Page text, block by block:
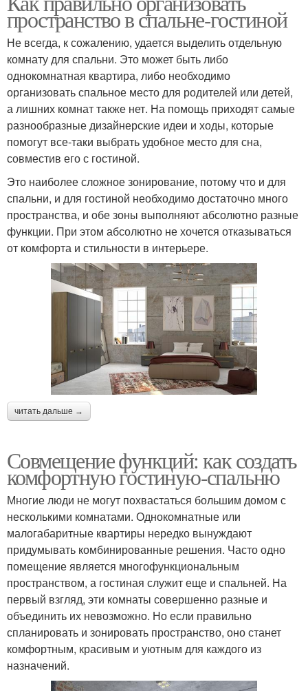
пространство в спальне-гостиной
Не всегда, к сожалению, удается выделить отдельную
комнату для спальни. Это может быть либо
однокомнатная квартира, либо необходимо
организовать спальное место для родителей или детей,
а лишних комнат также нет. На помощь приходят самые
разнообразные дизайнерские идеи и ходы, которые
помогут все-таки выбрать удобное место для сна,
совместив его с гостиной.
Это наиболее сложное зонирование, потому что и для
спальни, и для гостиной необходимо достаточно много
пространства, и обе зоны выполняют абсолютно разные
функции. При этом абсолютно не хочется отказываться
от комфорта и стильности в интерьере.
читать дальше →
Совмещение функций: как создать
комфортную гостиную-спальню
Многие люди не могут похвастаться большим домом с
несколькими комнатами. Однокомнатные или
малогабаритные квартиры нередко вынуждают
придумывать комбинированные решения. Часто одно
помещение является многофункциональным
пространством, а гостиная служит еще и спальней. На
первый взгляд, эти комнаты совершенно разные и
объединить их невозможно. Но если правильно
спланировать и зонировать пространство, оно станет
комфортным, красивым и уютным для каждого из
назначений.